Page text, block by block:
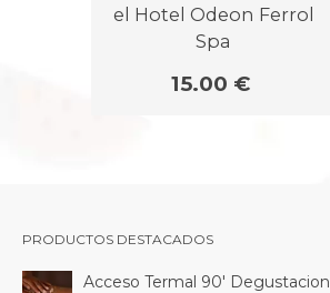
el Hotel Odeon Ferrol
Spa
15.00 €
PRODUCTOS DESTACADOS
Acceso Termal 90' Degustacion